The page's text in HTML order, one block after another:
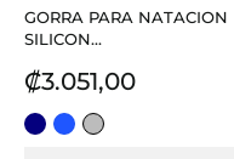
GORRA PARA NATACION
SILICON...
Precio
₡3.051,00
AZULAZULPLATEADO